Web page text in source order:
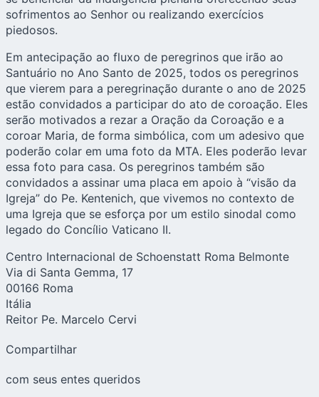
sofrimentos ao Senhor ou realizando exercícios
piedosos.
Em antecipação ao fluxo de peregrinos que irão ao
Santuário no Ano Santo de 2025, todos os peregrinos
que vierem para a peregrinação durante o ano de 2025
estão convidados a participar do ato de coroação. Eles
serão motivados a rezar a Oração da Coroação e a
coroar Maria, de forma simbólica, com um adesivo que
poderão colar em uma foto da MTA. Eles poderão levar
essa foto para casa. Os peregrinos também são
convidados a assinar uma placa em apoio à “visão da
Igreja” do Pe. Kentenich, que vivemos no contexto de
uma Igreja que se esforça por um estilo sinodal como
legado do Concílio Vaticano II.
Centro Internacional de Schoenstatt Roma Belmonte
Via di Santa Gemma, 17
00166 Roma
Itália
Reitor Pe. Marcelo Cervi
Compartilhar
com seus entes queridos